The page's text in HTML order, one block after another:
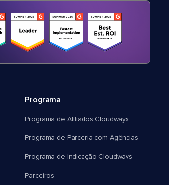
Programa
Programa de Afiliados Cloudways
Programa de Parceria com Agências
Programa de Indicação Cloudways
Parceiros